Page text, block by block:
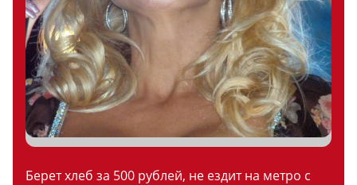
Берет хлеб за 500 рублей, не ездит на метро с